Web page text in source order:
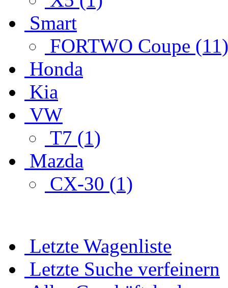
Smart
FORTWO Coupe (11)
Honda
Kia
VW
T7 (1)
Mazda
CX-30 (1)
Letzte Wagenliste
Letzte Suche verfeinern